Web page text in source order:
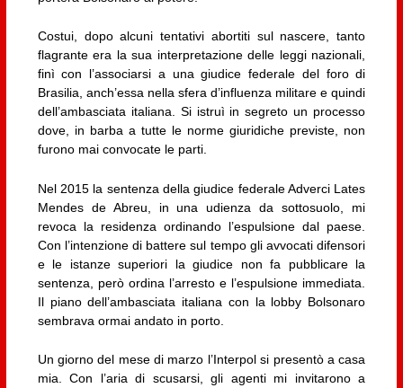
Costui, dopo alcuni tentativi abortiti sul nascere, tanto
flagrante era la sua interpretazione delle leggi nazionali,
finì con l’associarsi a una giudice federale del foro di
Brasilia, anch’essa nella sfera d’influenza militare e quindi
dell’ambasciata italiana. Si istruì in segreto un processo
dove, in barba a tutte le norme giuridiche previste, non
furono mai convocate le parti.
Nel 2015 la sentenza della giudice federale Adverci Lates
Mendes de Abreu, in una udienza da sottosuolo, mi
revoca la residenza ordinando l’espulsione dal paese.
Con l’intenzione di battere sul tempo gli avvocati difensori
e le istanze superiori la giudice non fa pubblicare la
sentenza, però ordina l’arresto e l’espulsione immediata.
Il piano dell’ambasciata italiana con la lobby Bolsonaro
sembrava ormai andato in porto.
Un giorno del mese di marzo l’Interpol si presentò a casa
mia. Con l’aria di scusarsi, gli agenti mi invitarono a